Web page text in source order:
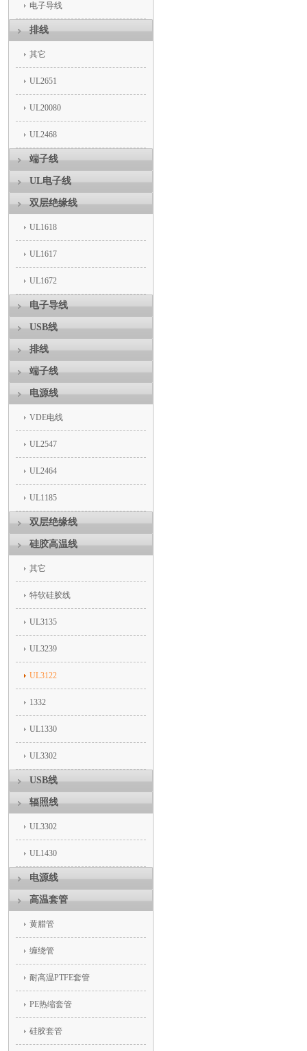
电子导线
排线
其它
UL2651
UL20080
UL2468
端子线
UL电子线
双层绝缘线
UL1618
UL1617
UL1672
电子导线
USB线
排线
端子线
电源线
VDE电线
UL2547
UL2464
UL1185
双层绝缘线
硅胶高温线
其它
特软硅胶线
UL3135
UL3239
UL3122
1332
UL1330
UL3302
USB线
辐照线
UL3302
UL1430
电源线
高温套管
黄腊管
缠绕管
耐高温PTFE套管
PE热缩套管
硅胶套管